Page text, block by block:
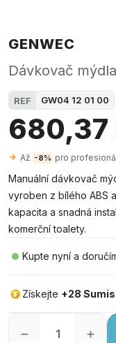
GENWEC
Dávkovač
REF GW04 12 01 00
680,37
Až -8% pro
Manuální dávkovač
vyroben z bílého ABS
kapacita a snadná
komerční toalety.
Kupte nyní a
Získejte +28 Sumis